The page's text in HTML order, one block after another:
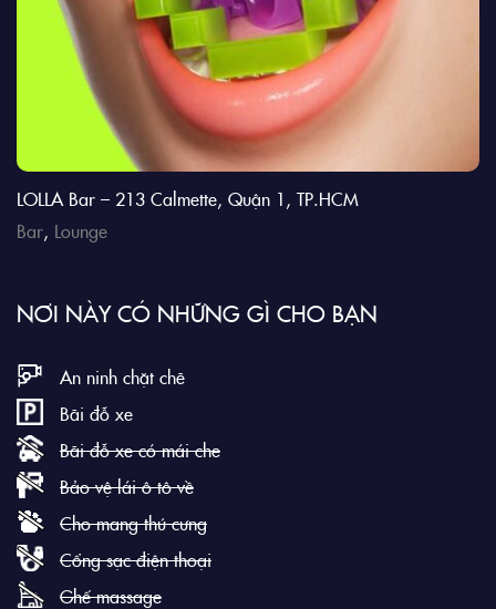
LOLLA Bar – 213 Calmette, Quận 1, TP.HCM
Bar, Lounge
NƠI NÀY CÓ NHỮNG GÌ CHO BẠN
An ninh chặt chẽ
Bãi đỗ xe
Bãi đỗ xe có mái che
Bảo vệ lái ô tô về
Cho mang thú cưng
Cổng sạc điện thoại
Ghế massage